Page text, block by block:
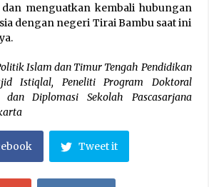
menguatkan kembali hubungan
dengan negeri Tirai Bambu saat ini
Islam dan Timur Tengah Pendidikan
Istiqlal, Peneliti Program Doktoral
Diplomasi Sekolah Pascasarjana
Tweet it